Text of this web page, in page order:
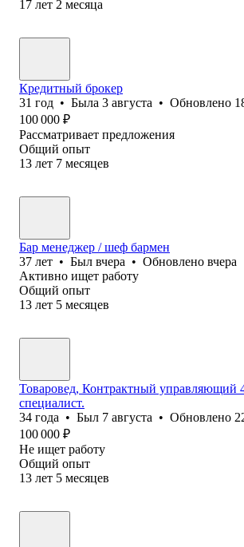
17 лет 2 месяца
Кредитный брокер
31 год • Была 3 августа • Обновлено
100 000 ₽
Рассматривает предложения
Общий опыт
13 лет 7 месяцев
Бар менеджер / шеф бармен
37 лет • Был вчера • Обновлено вчера
Активно ищет работу
Общий опыт
13 лет 5 месяцев
Товаровед, Контрактный управляющий
специалист.
34 года • Был 7 августа • Обновлено
100 000 ₽
Не ищет работу
Общий опыт
13 лет 5 месяцев